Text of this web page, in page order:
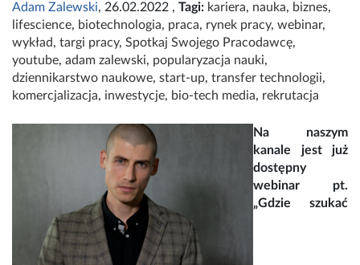
Adam Zalewski, 26.02.2022 , Tagi: kariera, nauka, biznes,
lifescience, biotechnologia, praca, rynek pracy, webinar,
wykład, targi pracy, Spotkaj Swojego Pracodawcę,
youtube, adam zalewski, popularyzacja nauki,
dziennikarstwo naukowe, start-up, transfer technologii,
komercjalizacja, inwestycje, bio-tech media, rekrutacja
Na naszym
kanale jest już
dostępny
webinar pt.
„Gdzie szukać